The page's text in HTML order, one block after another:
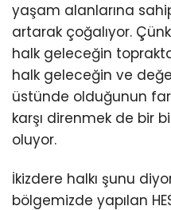
yaşam alanlarına
artarak çoğalıyor.
halk geleceğin
halk geleceğin ve
üstünde olduğunun
karşı direnmek de bir
oluyor.
İkizdere halkı şunu
bölgemizde yapılan